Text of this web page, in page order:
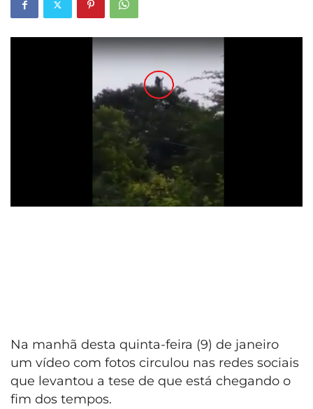
Na manhã desta quinta-feira (9) de janeiro
um vídeo com fotos circulou nas redes sociais
que levantou a tese de que está chegando o
fim dos tempos.